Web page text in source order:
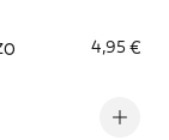
4,95 €